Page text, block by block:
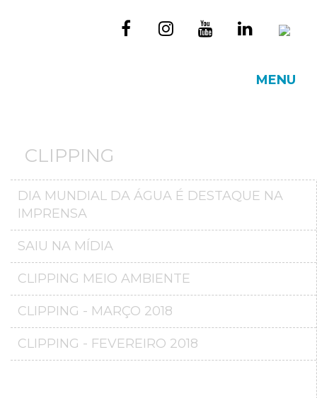
MENU
CLIPPING
DIA MUNDIAL DA ÁGUA É DESTAQUE NA
IMPRENSA
SAIU NA MÍDIA
CLIPPING MEIO AMBIENTE
CLIPPING - MARÇO 2018
CLIPPING - FEVEREIRO 2018